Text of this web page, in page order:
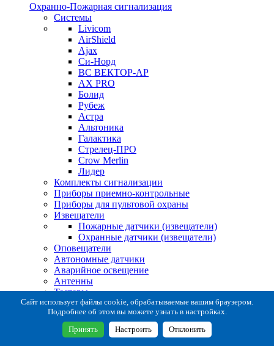
Охранно-Пожарная сигнализация
Системы
Livicom
AirShield
Ajax
Си-Норд
ВС ВЕКТОР-АР
AX PRO
Болид
Рубеж
Астра
Альтоника
Галактика
Стрелец-ПРО
Crow Merlin
Лидер
Комплекты сигнализации
Приборы приемно-контрольные
Приборы для пультовой охраны
Извещатели
Пожарные датчики (извещатели)
Охранные датчики (извещатели)
Оповещатели
Автономные датчики
Аварийное освещение
Антенны
Тестеры
Система сбора извещений
Расходные и монтажные материалы
Коробки коммутационные
Кронштейны для извещателей
Сайт использует файлы cookie, обрабатываемые вашим браузером.
Подробнее об этом вы можете узнать в настройках.
Принять Настроить Отклонить